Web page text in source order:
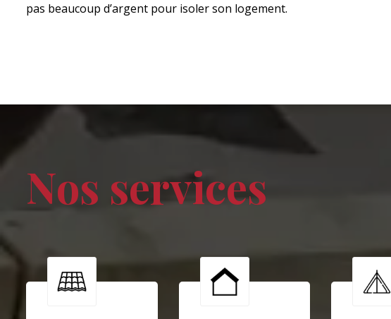
pas beaucoup d’argent pour isoler son logement.
Nos services